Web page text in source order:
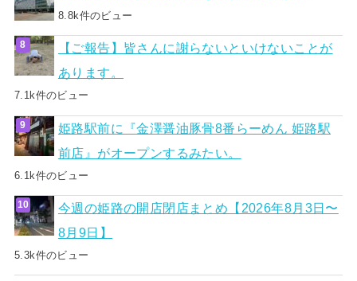
8.8k件のビュー
【ご報告】皆さんに謝らないといけないことが
あります。
7.1k件のビュー
姫路駅前に『金澤醤油豚骨8番らーめん 姫路駅
前店』がオープンするみたい。
6.1k件のビュー
今週の姫路の開店閉店まとめ【2026年8月3日〜
8月9日】
5.3k件のビュー